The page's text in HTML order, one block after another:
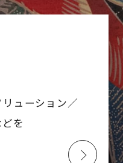
ューション／
を